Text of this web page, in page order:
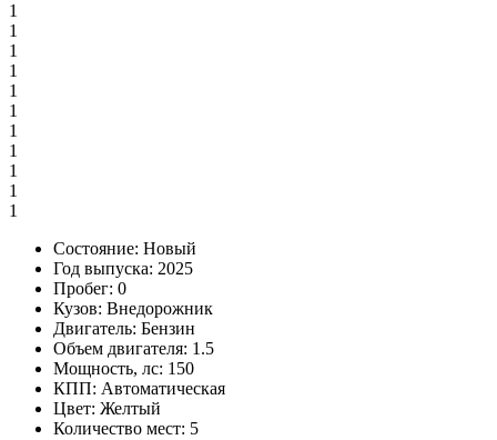
1
1
1
1
1
1
1
1
1
1
1
Состояние: Новый
Год выпуска: 2025
Пробег: 0
Кузов: Внедорожник
Двигатель: Бензин
Объем двигателя: 1.5
Мощность, лс: 150
КПП: Автоматическая
Цвет: Желтый
Количество мест: 5